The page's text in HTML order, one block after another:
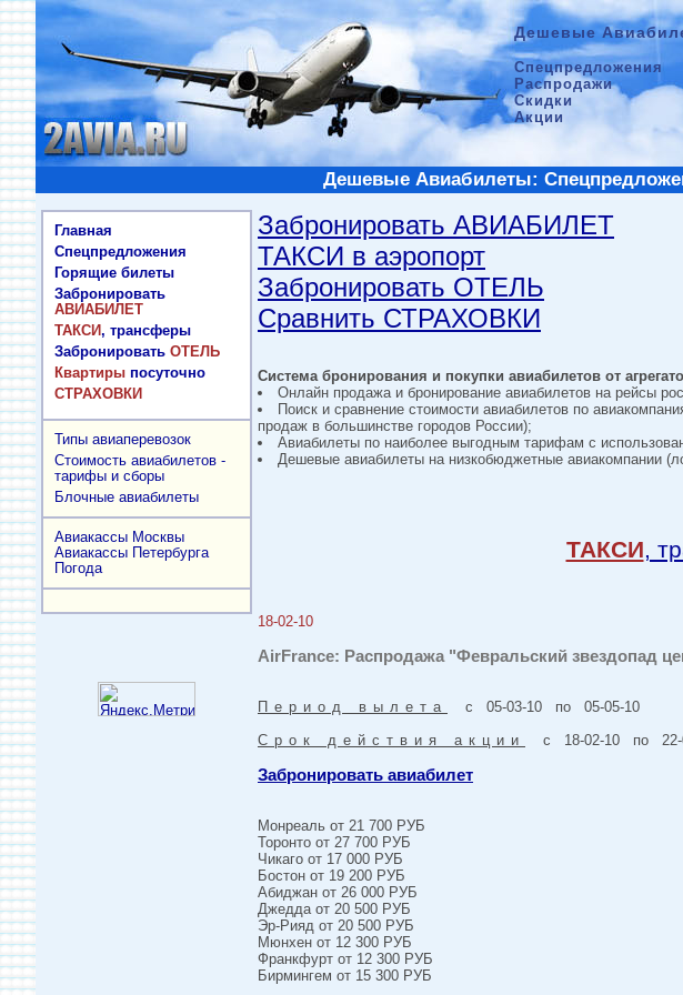
Дешевые
Спецпредложения
Распродажи
Скидки
Акции
Дешевые Авиабилеты:
Главная
Спецпредложения
Горящие билеты
Забронировать
АВИАБИЛЕТ
ТАКСИ, трансферы
Забронировать ОТЕЛЬ
Квартиры посуточно
СТРАХОВКИ
Типы авиаперевозок
Стоимость авиабилетов -
тарифы и сборы
Блочные авиабилеты
Авиакассы Москвы
Авиакассы Петербурга
Погода
Забронировать АВИАБИЛЕТ
ТАКСИ в аэропорт
Забронировать ОТЕЛЬ
Сравнить СТРАХОВКИ
Система бронирования и покупки авиабилетов от
Онлайн продажа и бронирование авиабилетов на рейсы
Поиск и сравнение стоимости авиабилетов по
продаж в большинстве городов России);
Авиабилеты по наиболее выгодным тарифам с
Дешевые авиабилеты на низкобюджетные авиакомпании
ТАКСИ,
18-02-10
AirFrance: Распродажа "Февральский звездопад
Период вылета
с 05-03-10 по 05-05-10
Срок действия акции
с 18-02-10 по 22-
Забронировать авиабилет
Монреаль от 21 700 РУБ
Торонто от 27 700 РУБ
Чикаго от 17 000 РУБ
Бостон от 19 200 РУБ
Абиджан от 26 000 РУБ
Джедда от 20 500 РУБ
Эр-Рияд от 20 500 РУБ
Мюнхен от 12 300 РУБ
Франкфурт от 12 300 РУБ
Бирмингем от 15 300 РУБ